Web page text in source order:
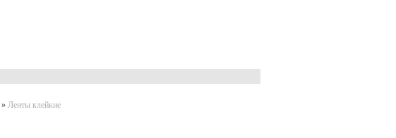
» Ленты клейкие